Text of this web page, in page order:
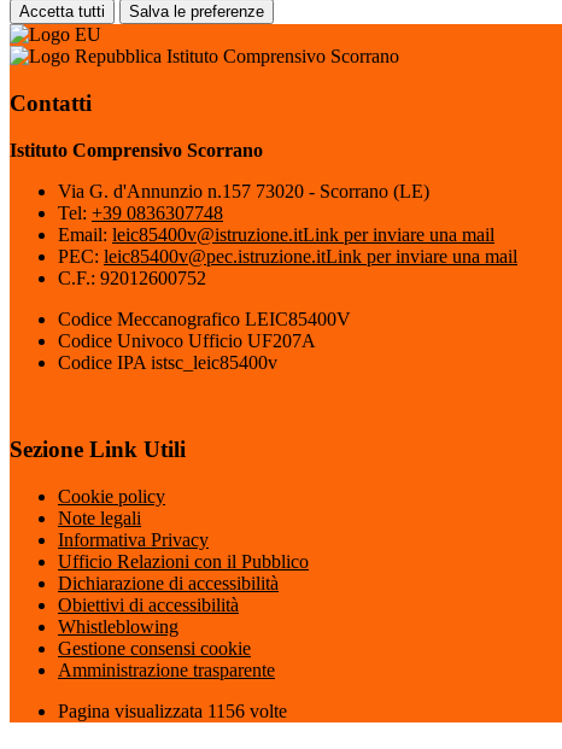
Accetta tutti Salva le preferenze
Istituto Comprensivo Scorrano
Contatti
Istituto Comprensivo Scorrano
Via G. d'Annunzio n.157 73020 - Scorrano (LE)
Tel: +39 0836307748
Email: leic85400v@istruzione.itLink per inviare una mail
PEC: leic85400v@pec.istruzione.itLink per inviare una mail
C.F.: 92012600752
Codice Meccanografico LEIC85400V
Codice Univoco Ufficio UF207A
Codice IPA istsc_leic85400v
Sezione Link Utili
Cookie policy
Note legali
Informativa Privacy
Ufficio Relazioni con il Pubblico
Dichiarazione di accessibilità
Obiettivi di accessibilità
Whistleblowing
Gestione consensi cookie
Amministrazione trasparente
Pagina visualizzata 1156 volte